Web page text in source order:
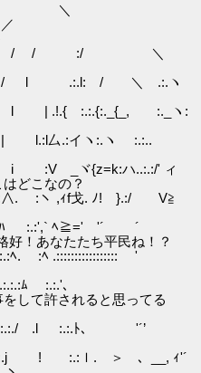
＼
＼ .:.ヽ
:._ヽ:
:.ヽ :.:..
ハ..:.:/' ィ
どこなの？
. ﾉ! }.:/ V≧
ﾍ≧=' '´ ´￣
あなたたち平民ね！？
.::::::::::::::::: '
ﾑ :.:.'､
て許されると思ってる
.l :.:.ﾄ､ '´’
ｌ. ＞ 、__, ｨ'´